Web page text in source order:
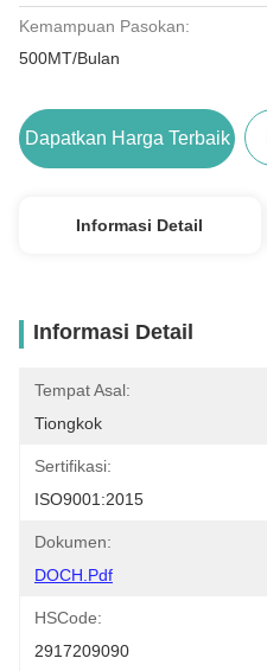
Kemampuan Pasokan:
500MT/Bulan
Dapatkan Harga Terbaik
Informasi Detail
Informasi Detail
Tempat Asal:
Tiongkok
Sertifikasi:
ISO9001:2015
Dokumen:
DOCH.pdf
HSCode:
2917209090